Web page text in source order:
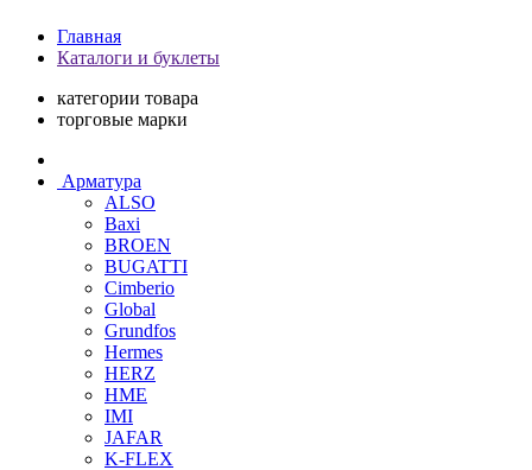
Главная
Каталоги и буклеты
категории товара
торговые марки
Арматура
ALSO
Baxi
BROEN
BUGATTI
Cimberio
Global
Grundfos
Hermes
HERZ
HME
IMI
JAFAR
K-FLEX